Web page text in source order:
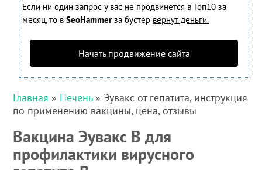
Если ни один запрос у вас не продвинется в Топ10 за
месяц, то вSeoHammerза бустер вернут деньги.
Начать продвижение сайта
Главная » Печень» Эувакс от гепатита, инструкция
по применению вакцины, цена, отзывы
Вакцина Эувакс В для
профилактики вирусного